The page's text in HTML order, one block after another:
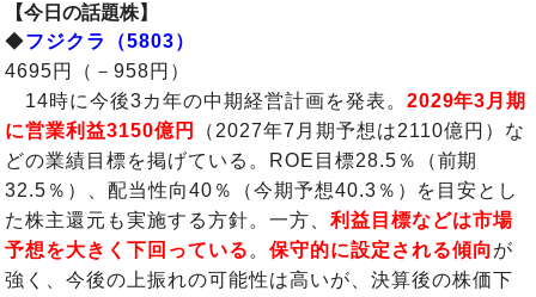
【今日の話題株】
◆フジクラ（5803）
4695円（－958円）
14時に今後3カ年の中期経営計画を発表。 2029年3月期
に営業利益3150億円
（2027年7月期予想は2110億円）な
どの業績目標を掲げている。ROE目標28.5％（前期
32.5％）、配当性向40％（今期予想40.3％）を目安とし
た株主還元も実施する方針。一方、 利益目標などは市場
予想を大きく下回っている 。 保守的に設定される傾向 が
強く、今後の上振れの可能性は高いが、決算後の株価下